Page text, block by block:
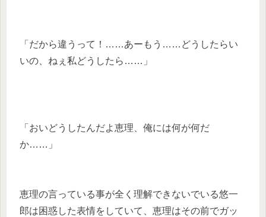
「だから違うって！……あーもう……どうしたらい
いの、ねぇ私どうしたら……」
「おいどうしたんだよ恵理、俺には何が何だ
か……」
恵理の言っている事が全く理解できないでいる悠一
郎は困惑した表情をしていて、恵理はその前でガッ